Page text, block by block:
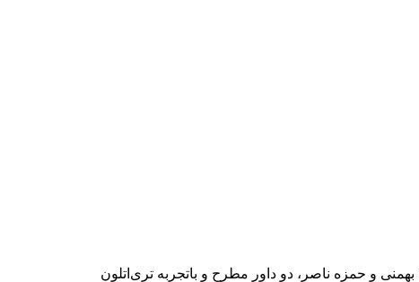
و حمزه ناصر، دو داور مطرح و باتجربه تری‌اتلون